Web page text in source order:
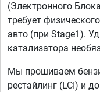
(Электронного
требует
авто (при Stage1).
катализатора
Мы прошиваем
рестайлинг (LCI) и